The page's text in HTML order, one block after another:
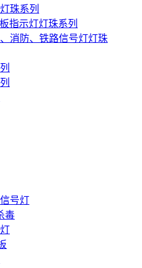
珠系列
指示灯灯珠系列
消防、铁路信号灯灯珠
号灯
毒